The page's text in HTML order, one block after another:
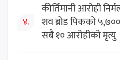
४.
कीर्तिमानी आरोही
शव ब्रोड पिकको
सबै १० आरोहीको मृत्यु